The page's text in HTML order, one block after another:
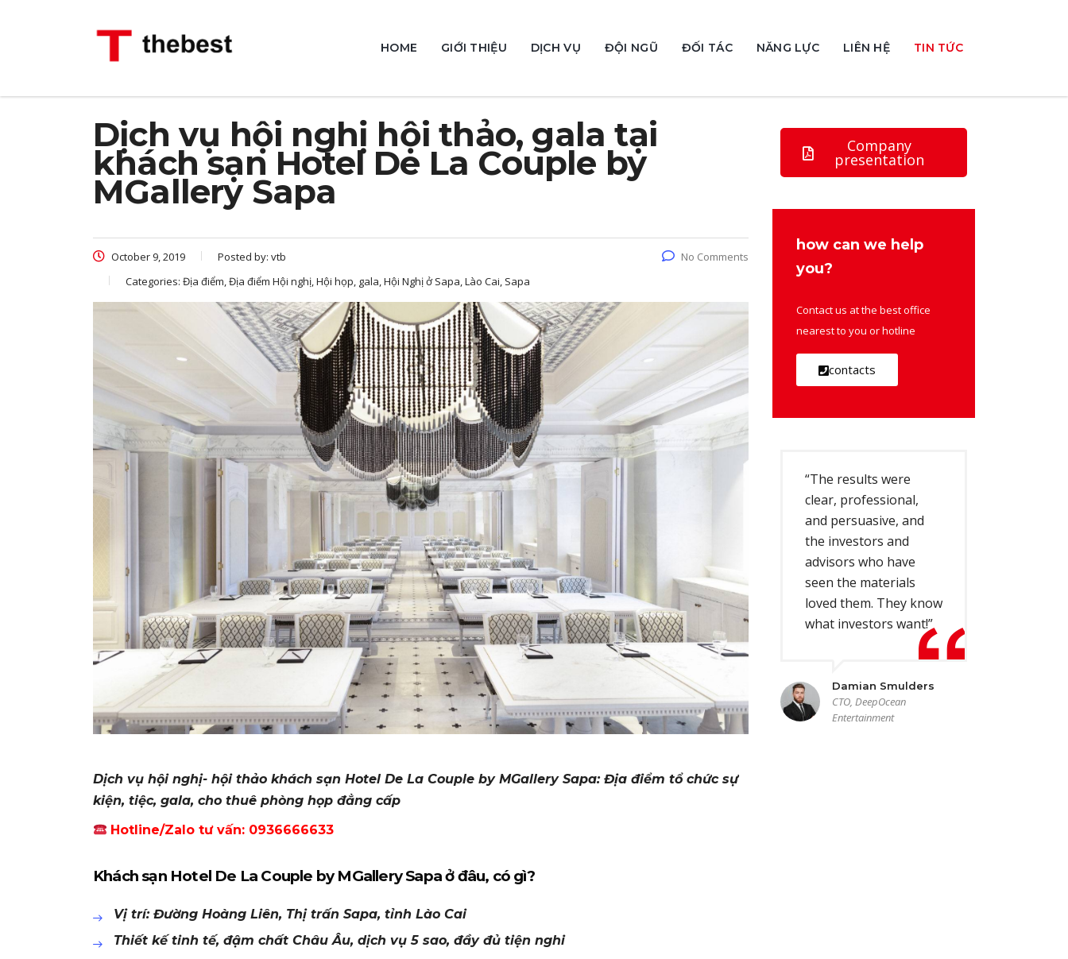
HOME GIỚI THIỆU DỊCH VỤ ĐỘI NGŨ ĐỐI TÁC NĂNG LỰC LIÊN HỆ TIN TỨC
Dịch vụ hội nghị hội thảo, gala tại
khách sạn Hotel De La Couple by
MGallery Sapa
October 9, 2019 Posted by: vtb
Categories: Địa điểm, Địa điểm Hội nghị, Hội họp, gala, Hội Nghị ở Sapa, Lào Cai, Sapa
No Comments
Dịch vụ hội nghị- hội thảo khách sạn Hotel De La Couple by MGallery Sapa: Địa điểm tổ chức sự
kiện, tiệc, gala, cho thuê phòng họp đẳng cấp
Hotline/Zalo tư vấn: 0936666633
Khách sạn Hotel De La Couple by MGallery Sapa ở đâu, có gì?
Vị trí: Đường Hoàng Liên, Thị trấn Sapa, tỉnh Lào Cai
Thiết kế tinh tế, đậm chất Châu Âu, dịch vụ 5 sao, đầy đủ tiện nghi
Company
presentation
how can we help
you?
Contact us at the best office
nearest to you or hotline
contacts
“The results were
clear, professional,
and persuasive, and
the investors and
advisors who have
seen the materials
loved them. They know
what investors want!”
Damian Smulders
CTO, DeepOcean
Entertainment